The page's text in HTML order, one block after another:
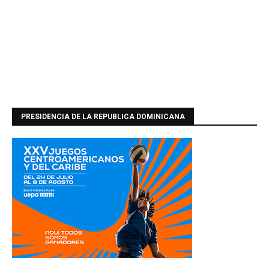
PRESIDENCIA DE LA REPUBLICA DOMINICANA